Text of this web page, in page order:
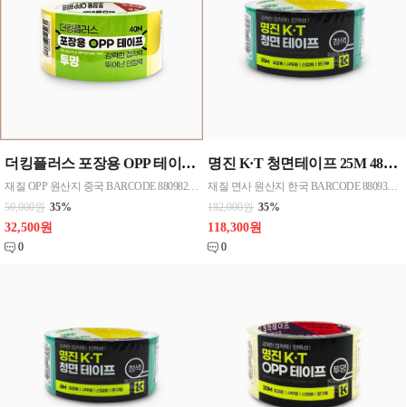
더킹플러스 포장용 OPP 테이프 40M (투명) 48mmx40M 50개 한박스단위 판매
재질 OPP 원산지 중국 BARCODE 8809823525231
50,000원 35%
32,500원
0
명진 K·T 청면테이프 25M 48mmx25M 40개한박스단위 판매
재질 면사 원산지 한국 BARCODE 8809357185833
182,000원 35%
118,300원
0